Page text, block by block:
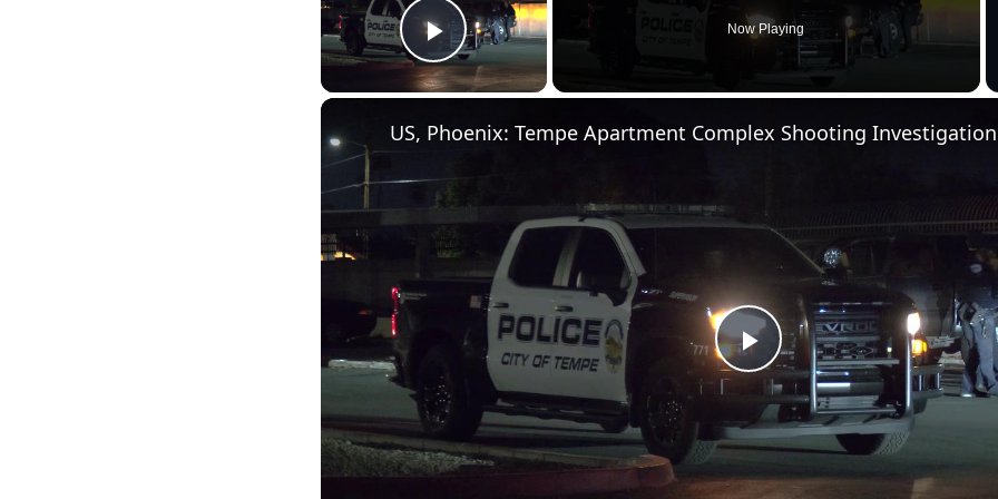
Play Video
Now Playing
Play Video
US, Phoenix: Tempe Apartment Complex Shooting